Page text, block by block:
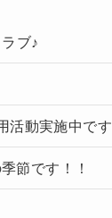
ブ♪
活動実施中です
節です！！